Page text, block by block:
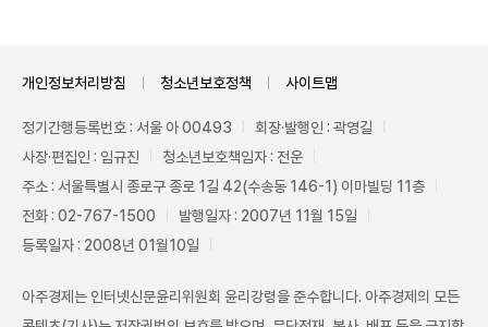
개인정보처리방침 청소년보호정책 사이트맵
정기간행등록번호 : 서울 아 00493
회장·발행인 : 곽영길
사장·편집인 : 임규진
청소년보호책임자 : 전운
주소 : 서울특별시 종로구 종로 1길 42(수송동 146-1) 이마빌딩 11층
전화 : 02-767-1500
발행일자 : 2007년 11월 15일
등록일자 : 2008년 01월10일
아주경제는 인터넷신문윤리위원회 윤리강령을 준수합니다. 아주경제의 모든